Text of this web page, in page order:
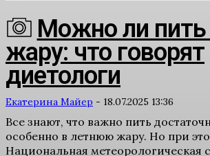
Можно ли пить
жару: что говорят
диетологи
Екатерина Майер - 18.07.2025 13:36
Все знают, что важно пить
особенно в летнюю жару. Но при
Национальная метеорологическая